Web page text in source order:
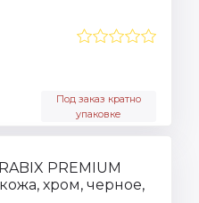
Под заказ кратно
упаковке